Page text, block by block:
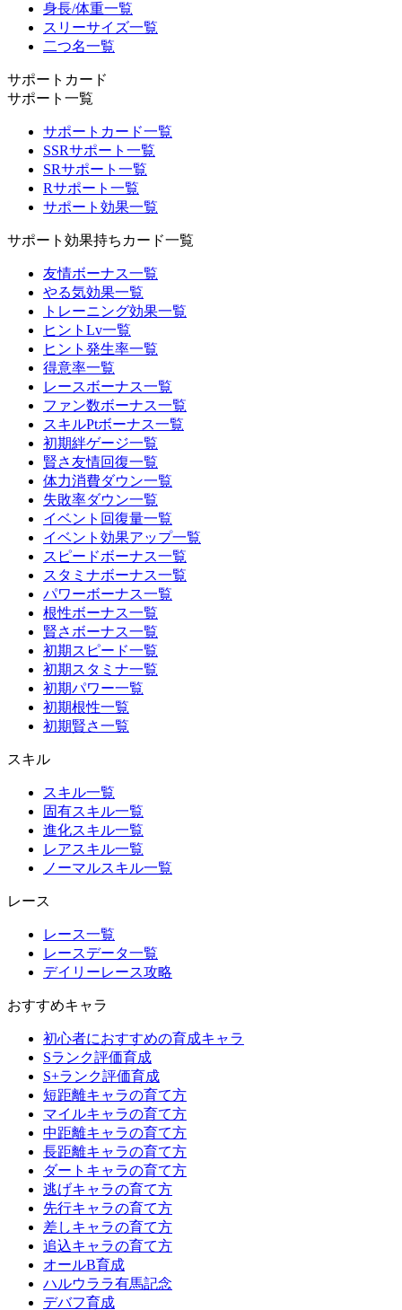
身長/体重一覧
スリーサイズ一覧
二つ名一覧
サポートカード
サポート一覧
サポートカード一覧
SSRサポート一覧
SRサポート一覧
Rサポート一覧
サポート効果一覧
サポート効果持ちカード一覧
友情ボーナス一覧
やる気効果一覧
トレーニング効果一覧
ヒントLv一覧
ヒント発生率一覧
得意率一覧
レースボーナス一覧
ファン数ボーナス一覧
スキルPtボーナス一覧
初期絆ゲージ一覧
賢さ友情回復一覧
体力消費ダウン一覧
失敗率ダウン一覧
イベント回復量一覧
イベント効果アップ一覧
スピードボーナス一覧
スタミナボーナス一覧
パワーボーナス一覧
根性ボーナス一覧
賢さボーナス一覧
初期スピード一覧
初期スタミナ一覧
初期パワー一覧
初期根性一覧
初期賢さ一覧
スキル
スキル一覧
固有スキル一覧
進化スキル一覧
レアスキル一覧
ノーマルスキル一覧
レース
レース一覧
レースデータ一覧
デイリーレース攻略
おすすめキャラ
初心者におすすめの育成キャラ
Sランク評価育成
S+ランク評価育成
短距離キャラの育て方
マイルキャラの育て方
中距離キャラの育て方
長距離キャラの育て方
ダートキャラの育て方
逃げキャラの育て方
先行キャラの育て方
差しキャラの育て方
追込キャラの育て方
オールB育成
ハルウララ有馬記念
デバフ育成